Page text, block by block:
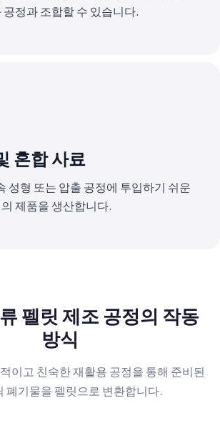
정과 조합할 수 있습니다.
혼합 사료
성형 또는 압출 공정에 투입하기 쉬운
제품을 생산합니다.
펠릿 제조 공정의 작동
방식
이고 친숙한 재활용 공정을 통해 준비된
폐기물을 펠릿으로 변환합니다.